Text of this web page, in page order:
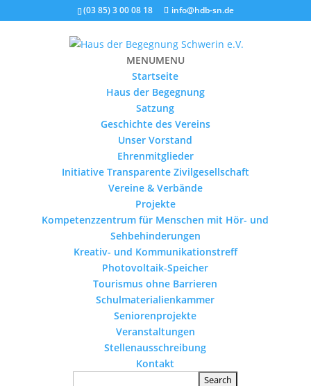
(03 85) 3 00 08 18 info@hdb-sn.de
MENUMENU
Startseite
Haus der Begegnung
Satzung
Geschichte des Vereins
Unser Vorstand
Ehrenmitglieder
Initiative Transparente Zivilgesellschaft
Vereine & Verbände
Projekte
Kompetenzzentrum für Menschen mit Hör- und
Sehbehinderungen
Kreativ- und Kommunikationstreff
Photovoltaik-Speicher
Tourismus ohne Barrieren
Schulmaterialienkammer
Seniorenprojekte
Veranstaltungen
Stellenausschreibung
Kontakt